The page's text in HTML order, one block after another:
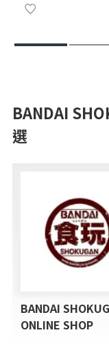
BANDAI
選
BANDAI
ONLINE SHOP